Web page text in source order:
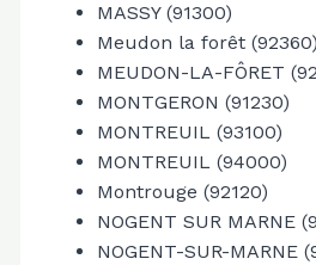
MASSY (91300)
Meudon la forêt (92360)
MEUDON-LA-FÔRET
MONTGERON (91230)
MONTREUIL (93100)
MONTREUIL (94000)
Montrouge (92120)
NOGENT SUR MARNE
NOGENT-SUR-MARNE